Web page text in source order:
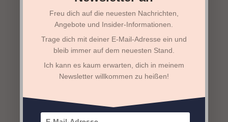
setze den Grundstein für ein starkes
Immunsystem.
Kurs jetzt buchen
Freu dich auf die neuesten Nachrichten,
Angebote und Insider-Informationen.
Trage dich mit deiner E-Mail-Adresse ein und
bleib immer auf dem neuesten Stand.
Ich kann es kaum erwarten, dich in meinem
Newsletter willkommen zu heißen!